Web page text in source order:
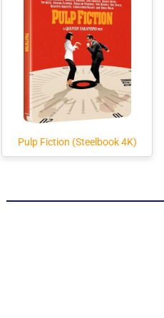
Pulp Fiction (Steelbook 4K)